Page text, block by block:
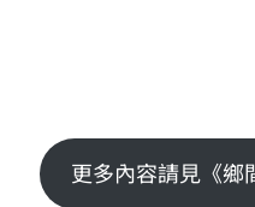
更多內容請見《